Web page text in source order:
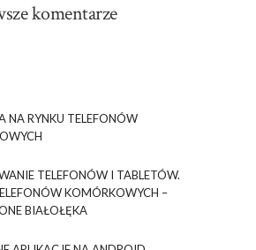
komentarze
NA RYNKU TELEFONÓW
TELEFONÓW I TABLETÓW.
KOMÓRKOWYCH –
BIAŁOŁĘKA